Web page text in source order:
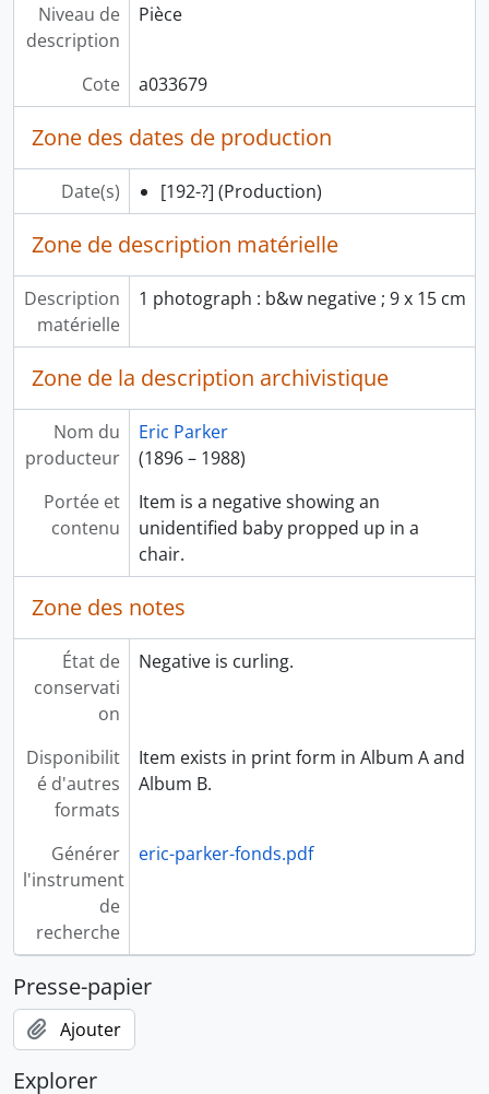
Niveau de
description
Pièce
Cote a033679
Zone des dates de production
Date(s) [192-?] (Production)
Zone de description matérielle
Description
matérielle
1 photograph : b&w negative ; 9 x 15 cm
Zone de la description archivistique
Nom du
producteur
Eric Parker
(1896 – 1988)
Portée et
contenu
Item is a negative showing an
unidentified baby propped up in a
chair.
Zone des notes
État de
conservati
on
Negative is curling.
Disponibilit
é d'autres
formats
Item exists in print form in Album A and
Album B.
Générer
l'instrument
de
recherche
eric-parker-fonds.pdf
Presse-papier
Ajouter
Explorer